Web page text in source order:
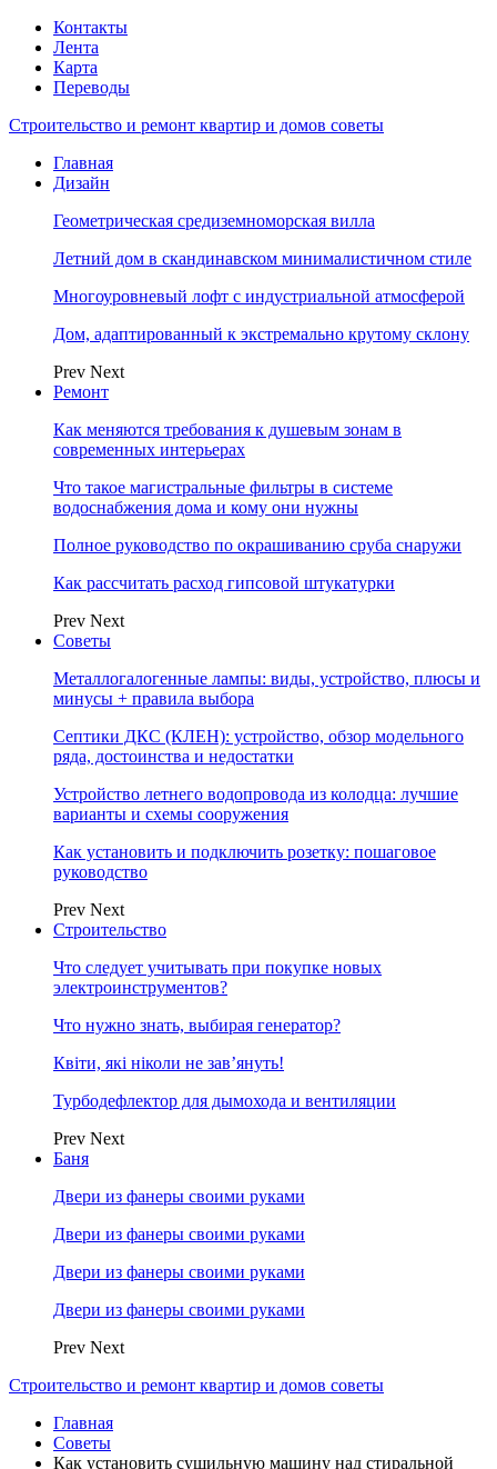
Контакты
Лента
Карта
Переводы
Строительство и ремонт квартир и домов советы
Главная
Дизайн
Геометрическая средиземноморская вилла
Летний дом в скандинавском минималистичном стиле
Многоуровневый лофт с индустриальной атмосферой
Дом, адаптированный к экстремально крутому склону
Prev Next
Ремонт
Как меняются требования к душевым зонам в
современных интерьерах
Что такое магистральные фильтры в системе
водоснабжения дома и кому они нужны
Полное руководство по окрашиванию сруба снаружи
Как рассчитать расход гипсовой штукатурки
Prev Next
Советы
Металлогалогенные лампы: виды, устройство, плюсы и
минусы + правила выбора
Септики ДКС (КЛЕН): устройство, обзор модельного
ряда, достоинства и недостатки
Устройство летнего водопровода из колодца: лучшие
варианты и схемы сооружения
Как установить и подключить розетку: пошаговое
руководство
Prev Next
Строительство
Что следует учитывать при покупке новых
электроинструментов?
Что нужно знать, выбирая генератор?
Квіти, які ніколи не зав’януть!
Турбодефлектор для дымохода и вентиляции
Prev Next
Баня
Двери из фанеры своими руками
Двери из фанеры своими руками
Двери из фанеры своими руками
Двери из фанеры своими руками
Prev Next
Строительство и ремонт квартир и домов советы
Главная
Советы
Как установить сушильную машину над стиральной